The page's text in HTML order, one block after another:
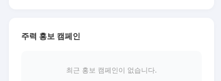
주력 홍보 캠페인
최근 홍보 캠페인이 없습니다.